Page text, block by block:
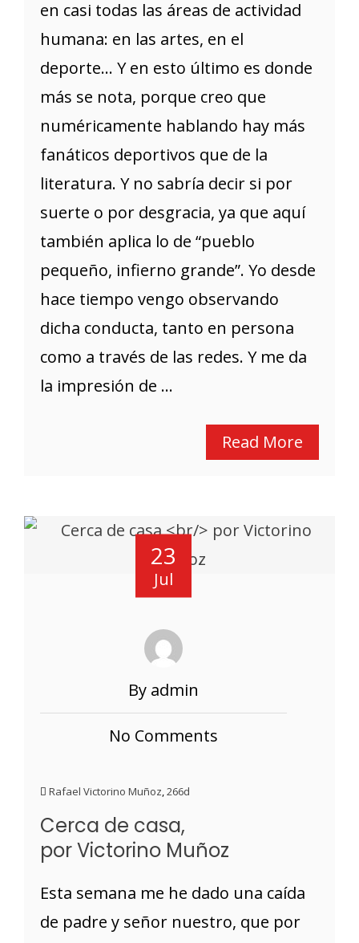
en casi todas las áreas de actividad
humana: en las artes, en el
deporte… Y en esto último es donde
más se nota, porque creo que
numéricamente hablando hay más
fanáticos deportivos que de la
literatura. Y no sabría decir si por
suerte o por desgracia, ya que aquí
también aplica lo de “pueblo
pequeño, infierno grande”. Yo desde
hace tiempo vengo observando
dicha conducta, tanto en persona
como a través de las redes. Y me da
la impresión de ...
Read More
23
Jul
By admin
No Comments
Rafael Victorino Muñoz,266d
Cerca de casa,
por Victorino Muñoz
Esta semana me he dado una caída
de padre y señor nuestro, que por